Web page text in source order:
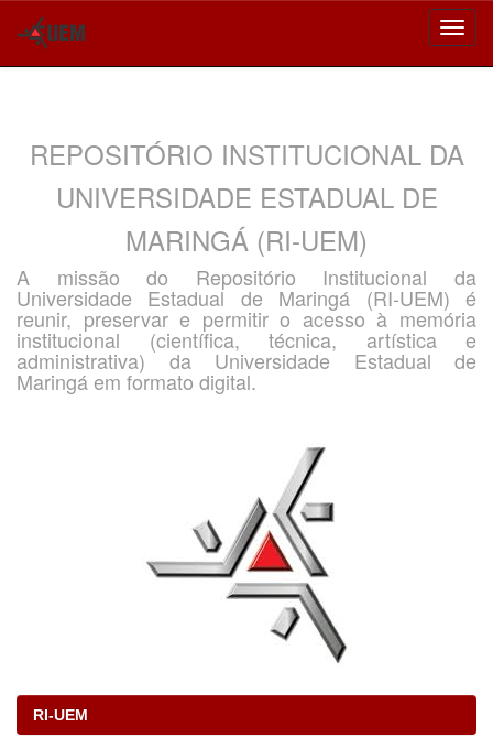
REPOSITÓRIO INSTITUCIONAL DA
UNIVERSIDADE ESTADUAL DE
MARINGÁ (RI-UEM)
A missão do Repositório Institucional da
Universidade Estadual de Maringá (RI-UEM) é
reunir, preservar e permitir o acesso à memória
institucional (científica, técnica, artística e
administrativa) da Universidade Estadual de
Maringá em formato digital.
RI-UEM